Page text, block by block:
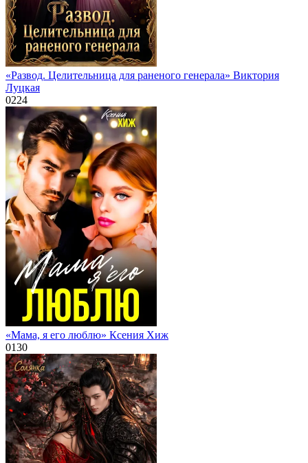
«Развод. Целительница для раненого генерала» Виктория
Луцкая
0224
«Мама, я его люблю» Ксения Хиж
0130